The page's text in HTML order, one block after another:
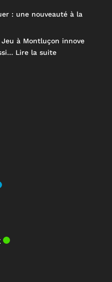
: une nouveauté à la
à Montluçon innove
Lire la suite: